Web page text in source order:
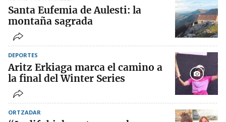
Santa Eufemia de Aulesti: la
montaña sagrada
DEPORTES
Aritz Erkiaga marca el camino a
la final del Winter Series
ORTZADAR